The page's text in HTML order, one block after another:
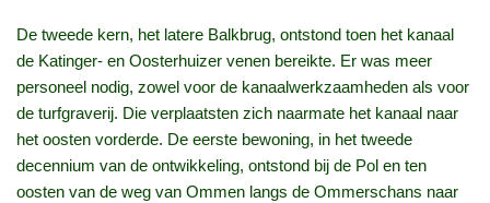
De tweede kern, het latere Balkbrug, ontstond toen het kanaal
de Katinger- en Oosterhuizer venen bereikte. Er was meer
personeel nodig, zowel voor de kanaalwerkzaamheden als voor
de turfgraverij. Die verplaatsten zich naarmate het kanaal naar
het oosten vorderde. De eerste bewoning, in het tweede
decennium van de ontwikkeling, ontstond bij de Pol en ten
oosten van de weg van Ommen langs de Ommerschans naar